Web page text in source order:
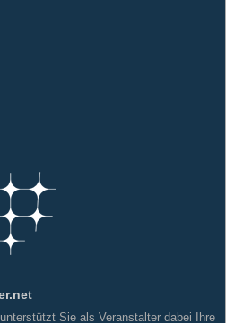
Sie als Veranstalter dabei Ihre